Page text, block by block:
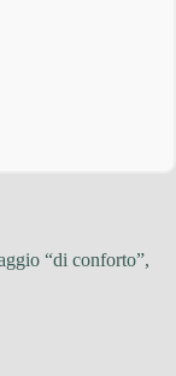
“di conforto”,